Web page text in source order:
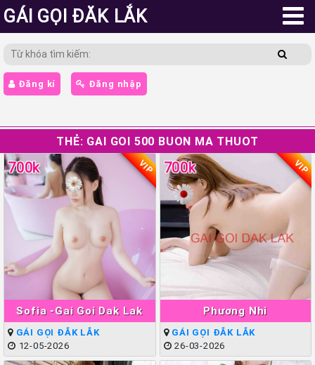
GÁI GỌI ĐĂK LẮK
Đăng kí Đăng nhập
THẺ: GAI GOI 500 BUON MA THUOT
Sofia -Gai Goi Dak Lak
700k VIP
GÁI GỌI ĐẮK LẮK
12-05-2026
Phương Nhi
700k VIP
GÁI GỌI ĐẮK LẮK
26-03-2026